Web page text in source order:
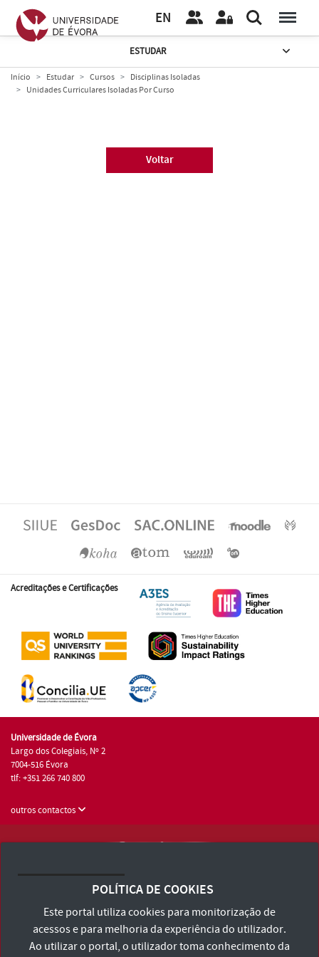
EN
ESTUDAR
Início Estudar Cursos
Disciplinas Isoladas
Unidades Curriculares Isoladas Por Curso
Voltar
Acreditações e Certificações
Universidade de Évora
Largo dos Colegiais, Nº 2
7004-516 Évora
tlf: +351 266 740 800
outros contactos
Consulte os Termos e Condições e Política de Privacidade
Declaração de Acessibilidade
POLÍTICA DE COOKIES
Este portal utiliza cookies para monitorização de
acessos e para melhoria da experiência do utilizador.
Ao utilizar o portal, o utilizador toma conhecimento da